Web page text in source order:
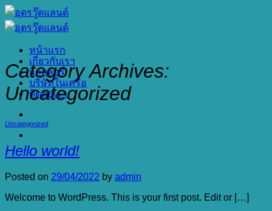
ข้าม
ไป
เนื้อหา
หน้าแรก
เกี่ยวกับเรา
แกลลอรี่
บริษัทในเครือ
ติดต่อเรา
Category Archives:
Uncategorized
Uncategorized
Hello world!
Posted on 29/04/2022 by admin
Welcome to WordPress. This is your first post. Edit or […]